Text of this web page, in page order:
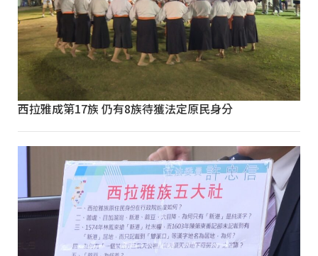
西拉雅成第17族 仍有8族待獲法定原民身分